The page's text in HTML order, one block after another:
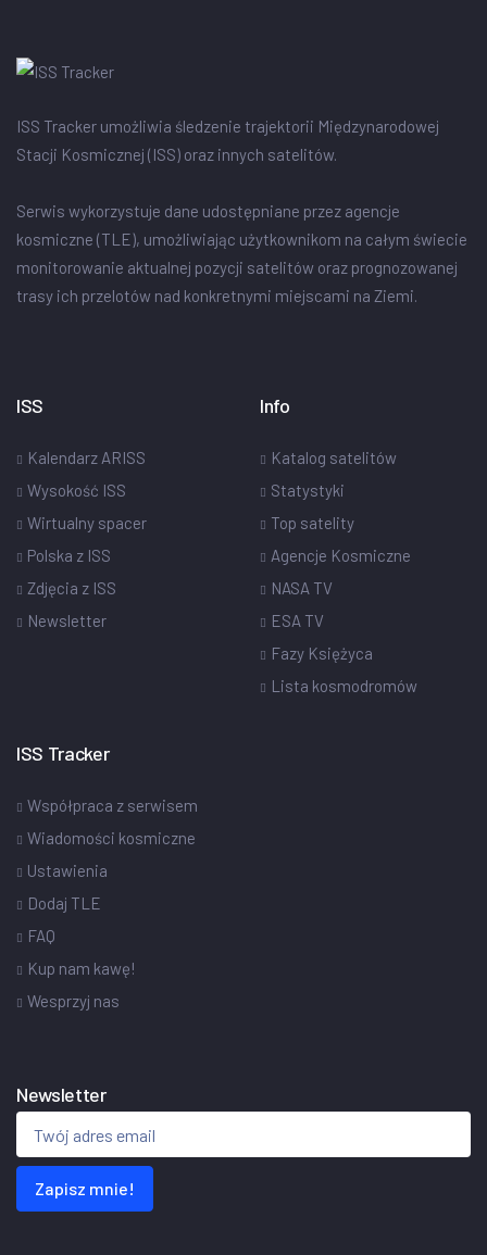
ISS Tracker umożliwia śledzenie trajektorii Międzynarodowej
Stacji Kosmicznej (ISS) oraz innych satelitów.
Serwis wykorzystuje dane udostępniane przez agencje
kosmiczne (TLE), umożliwiając użytkownikom na całym świecie
monitorowanie aktualnej pozycji satelitów oraz prognozowanej
trasy ich przelotów nad konkretnymi miejscami na Ziemi.
ISS
Kalendarz ARISS
Wysokość ISS
Wirtualny spacer
Polska z ISS
Zdjęcia z ISS
Newsletter
Info
Katalog satelitów
Statystyki
Top satelity
Agencje Kosmiczne
NASA TV
ESA TV
Fazy Księżyca
Lista kosmodromów
ISS Tracker
Współpraca z serwisem
Wiadomości kosmiczne
Ustawienia
Dodaj TLE
FAQ
Kup nam kawę!
Wesprzyj nas
Newsletter
Zapisz mnie!